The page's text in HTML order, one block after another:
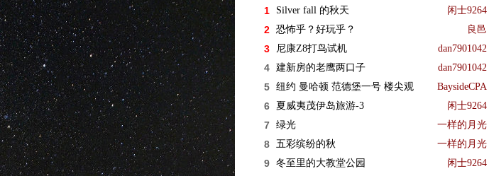
1 Silver fall 的秋天 闲士9264
2 恐怖乎？好玩乎？ 良邑
3 尼康Z8打鸟试机 dan7901042
4 建新房的老鹰两口子 dan7901042
5 纽约 曼哈顿 范德堡一号 楼尖观 BaysideCPA
6 夏威夷茂伊岛旅游-3 闲士9264
7 绿光 一样的月光
8 五彩缤纷的秋 一样的月光
9 冬至里的大教堂公园 闲士9264